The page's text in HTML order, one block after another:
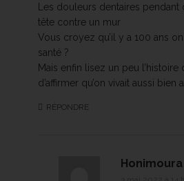
Les douleurs dentaires pendant
tête contre un mur
Vous croyez qu’il y a 100 ans
santé ?
Mais enfin lisez un peu
d’affirmer qu’on vivait aussi bien
RÉPONDRE
Honimoura